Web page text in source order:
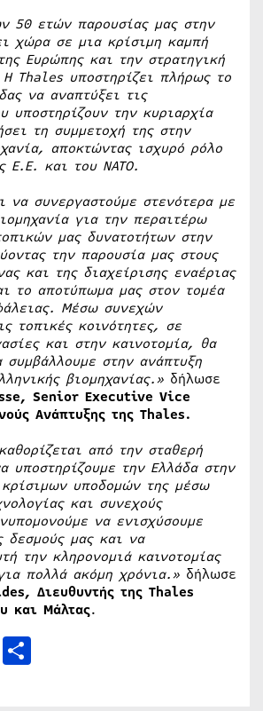
50 ετών παρουσίας μας στην
χώρα σε μια κρίσιμη καμπή
Ευρώπης και την στρατηγική
Thales υποστηρίζει πλήρως το
να αναπτύξει τις
υποστηρίζουν την κυριαρχία
τη συμμετοχή της στην
αποκτώντας ισχυρό ρόλο
Ε.Ε. και του ΝΑΤΟ.
να συνεργαστούμε στενότερα με
για την περαιτέρω
μας δυνατοτήτων στην
την παρουσία μας στους
και της διαχείρισης εναέριας
το αποτύπωμα μας στον τομέα
Μέσω συνεχών
τοπικές κοινότητες, σε
και στην καινοτομία, θα
συμβάλλουμε στην ανάπτυξη
βιομηχανίας.» δήλωσε
, Senior Executive Vice
Ανάπτυξης της Thales.
από την σταθερή
υποστηρίζουμε την Ελλάδα στην
υποδομών της μέσω
και συνεχούς
να ενισχύσουμε
δεσμούς μας και να
την κληρονομιά καινοτομίας
πολλά ακόμη χρόνια.» δήλωσε
, Διευθυντής της Thales
και Μάλτας.
Messenger